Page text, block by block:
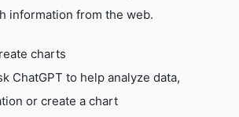
information from the web.
charts
ChatGPT to help analyze data,
or create a chart